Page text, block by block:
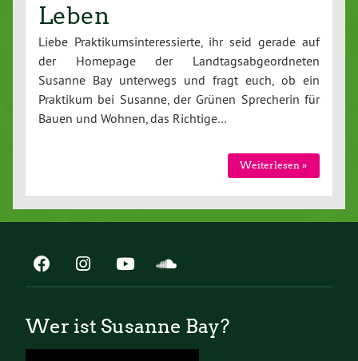
Leben
Liebe Praktikumsinteressierte, ihr seid gerade auf
der Homepage der Landtagsabgeordneten
Susanne Bay unterwegs und fragt euch, ob ein
Praktikum bei Susanne, der Grünen Sprecherin für
Bauen und Wohnen, das Richtige…
Weiterlesen »
Wer ist Susanne Bay?